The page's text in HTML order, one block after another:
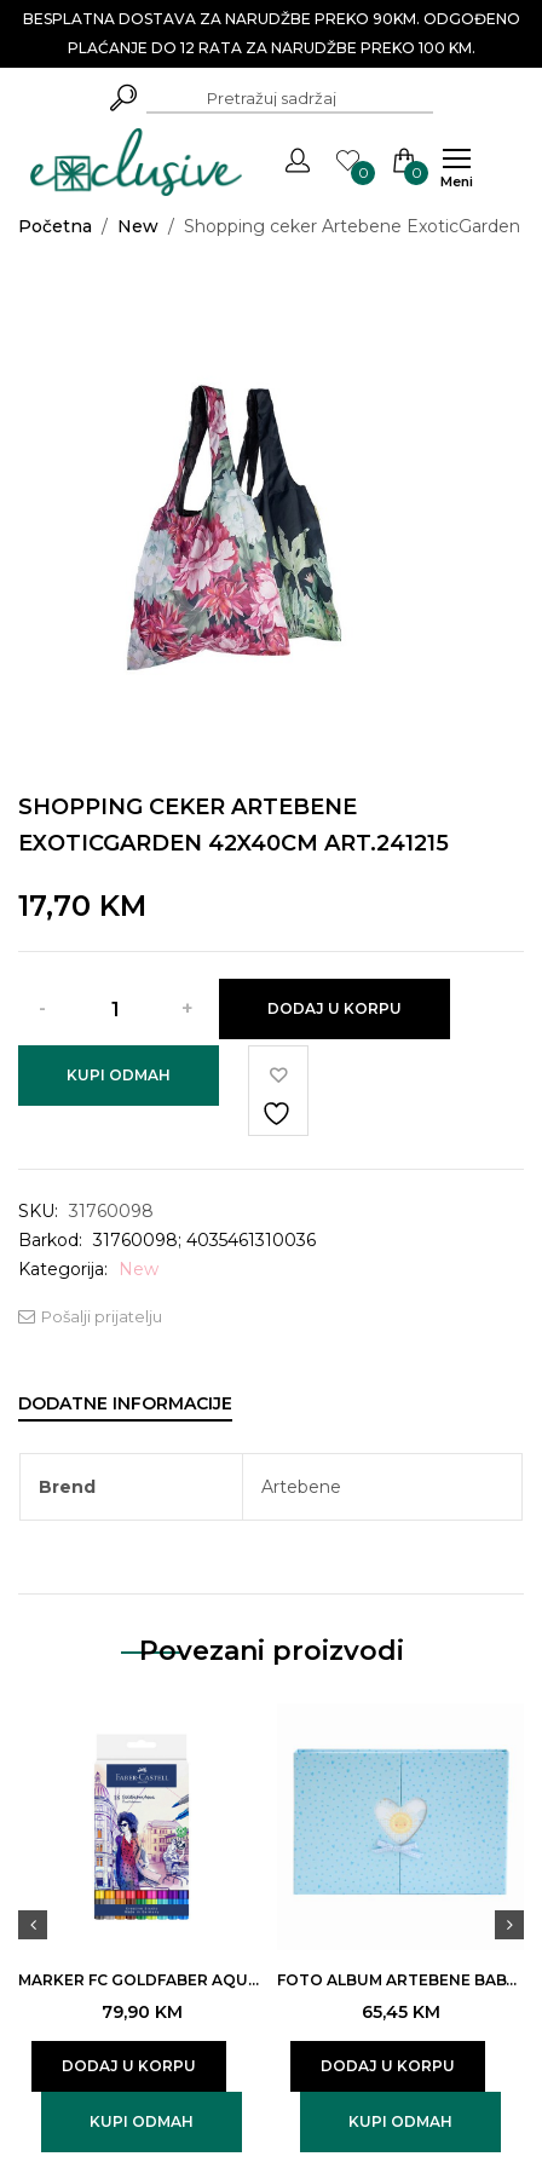
BESPLATNA DOSTAVA ZA NARUDŽBE PREKO 90KM. ODGOĐENO
PLAĆANJE DO 12 RATA ZA NARUDŽBE PREKO 100 KM.
0 0 Meni
Početna / New / Shopping ceker Artebene ExoticGarden
SHOPPING CEKER ARTEBENE
EXOTICGARDEN 42X40CM ART.241215
17,70 KM
DODAJ U KORPU
KUPI ODMAH
SKU: 31760098
Barkod: 31760098; 4035461310036
Kategorija:
New
Pošalji prijatelju
DODATNE INFORMACIJE
Brend Artebene
Povezani proizvodi
MARKER FC GOLDFABER AQUA DUAL 18/1 ART.164618 (3)
79,90 KM
DODAJ U KORPU
KUPI ODMAH
FOTO ALBUM ARTEBENE BABY PLAVI 35×24 ART.220051
65,45 KM
DODAJ U KORPU
KUPI ODMAH